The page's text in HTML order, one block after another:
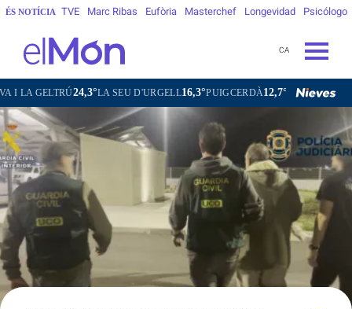
ÉS NOTÍCIA TVE Marc Ribas Eufòria Masterchef Longevidad Psicólogo
CA
LA SEU D'URGELL16,3°PUIGCERDÀ12,7°FIGUERES24,1°GANDESA